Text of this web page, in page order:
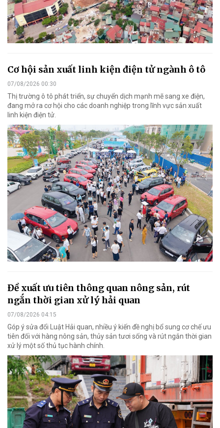
Cơ hội sản xuất linh kiện điện tử ngành ô tô
07/08/2026 00:30
Thị trường ô tô phát triển, sự chuyển dịch mạnh mẽ sang xe điện,
đang mở ra cơ hội cho các doanh nghiệp trong lĩnh vực sản xuất
linh kiện điện tử.
Đề xuất ưu tiên thông quan nông sản, rút
ngắn thời gian xử lý hải quan
07/08/2026 04:15
Góp ý sửa đổi Luật Hải quan, nhiều ý kiến đề nghị bổ sung cơ chế ưu
tiên đối với hàng nông sản, thủy sản tươi sống và rút ngắn thời gian
xử lý một số thủ tục hành chính.